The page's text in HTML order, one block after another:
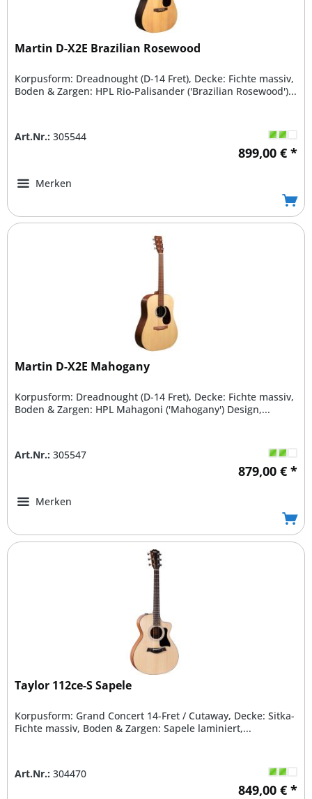
Martin D-X2E Brazilian Rosewood
Korpusform: Dreadnought (D-14 Fret), Decke: Fichte massiv,
Boden & Zargen: HPL Rio-Palisander ('Brazilian Rosewood')...
Art.Nr.: 305544
899,00 € *
Merken
Martin D-X2E Mahogany
Korpusform: Dreadnought (D-14 Fret), Decke: Fichte massiv,
Boden & Zargen: HPL Mahagoni ('Mahogany') Design,...
Art.Nr.: 305547
879,00 € *
Merken
Taylor 112ce-S Sapele
Korpusform: Grand Concert 14-Fret / Cutaway, Decke: Sitka-
Fichte massiv, Boden & Zargen: Sapele laminiert,...
Art.Nr.: 304470
849,00 € *